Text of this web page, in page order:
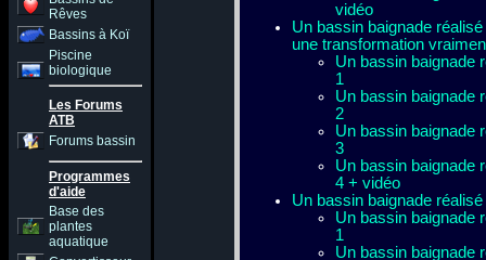
Rêves
Bassins à Koï
Piscine
biologique
Les Forums
ATB
Forums bassin
Programmes
d'aide
Base des
plantes
aquatique
vidéo
Un bassin baignade
une transformation
Un bassin baignade
1
Un bassin baignade
2
Un bassin baignade
3
Un bassin baignade
4 + vidéo
Un bassin baignade
Un bassin baignade
1
Un bassin baignade